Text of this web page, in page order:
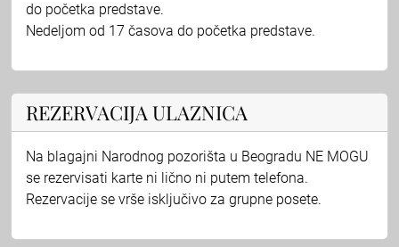
do početka predstave.
Nedeljom od 17 časova do početka predstave.
REZERVACIJA ULAZNICA
Na blagajni Narodnog pozorišta u Beogradu NE MOGU
se rezervisati karte ni lično ni putem telefona.
Rezervacije se vrše isključivo za grupne posete.